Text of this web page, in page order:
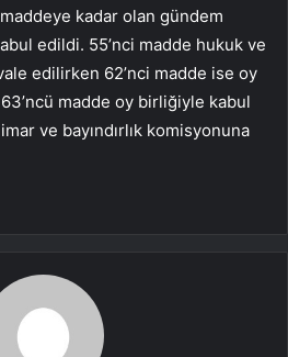
kadar olan gündem
edildi. 55’nci madde hukuk ve
edilirken 62’nci madde ise oy
madde oy birliğiyle kabul
ve bayındırlık komisyonuna